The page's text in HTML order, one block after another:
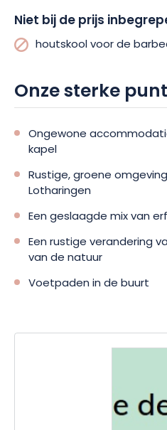
Niet bij de prijs
houtskool voor de
Onze sterke
Ongewone
kapel
Rustige, groene
Lotharingen
Een geslaagde mix van
Een rustige verandering
van de natuur
Voetpaden in de buurt